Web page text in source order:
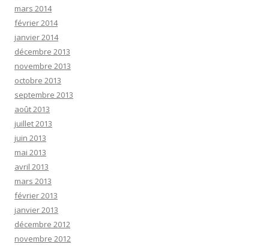
mars 2014
février 2014
janvier 2014
décembre 2013
novembre 2013
octobre 2013
septembre 2013
août 2013
juillet 2013
juin 2013
mai 2013
avril 2013
mars 2013
février 2013
janvier 2013
décembre 2012
novembre 2012